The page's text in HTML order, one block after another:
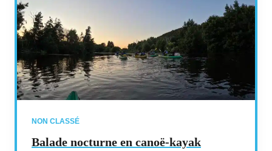
NON CLASSÉ
Balade nocturne en canoë-kayak